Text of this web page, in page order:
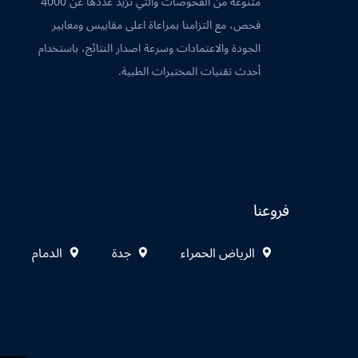
فحص، مع التزامنا بمراعاة اعلى مقاييس ومعايير
الجودة والاعتمادات وسرعة اصدار النتائج، باستخدام
أحدث تقنيات المختبرات الطبية.
فروعنا
الرياض الحمراء جدة الدمام